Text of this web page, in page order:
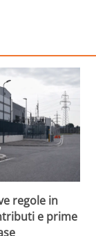
regole in
e prime